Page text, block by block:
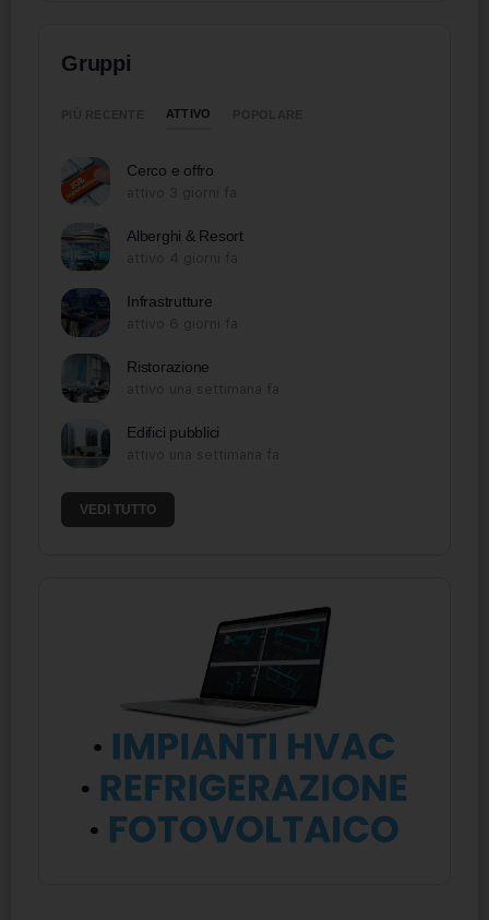
Gruppi
ATTIVO
Cerco e offro
Alberghi & Resort
Infrastrutture
Ristorazione
Edifici pubblici
VEDI TUTTO